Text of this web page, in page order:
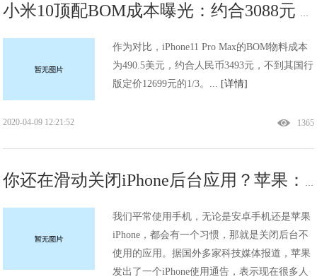
作为对比，iPhone11 Pro Max的BOM物料成本
为490.5美元，约合人民币3493元，不到其国行
版定价12699元的1/3。...
[详情]
1365
2020-04-09 12:21:52
你还在滑动关闭iPhone后台应用？苹果：别这么做
我们平常使用手机，无论是安卓手机还是苹果
iPhone，都会有一个习惯，那就是关闭后台不
使用的应用。据国外多家科技媒体报道，苹果
发出了一个iPhone使用通告，表示现在很多人